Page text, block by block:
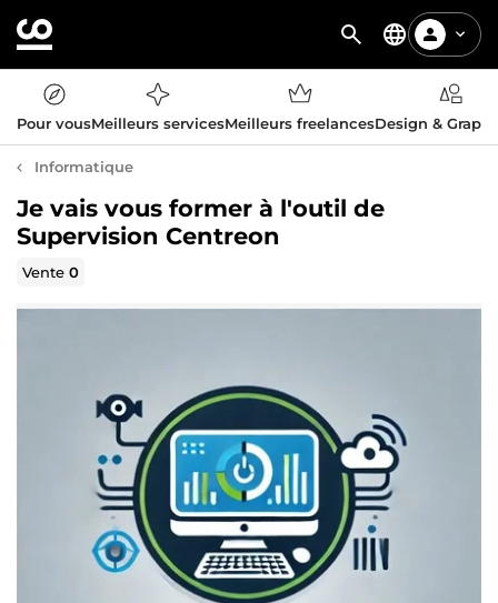
Pour vousMeilleurs servicesMeilleurs freelancesDesign &
Informatique
Je vais vous former à l'outil de
Supervision Centreon
Vente0